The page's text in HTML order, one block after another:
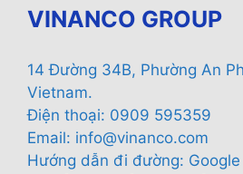
VINANCO GROUP
14 Đường 34B, Phường An
Vietnam.
Điện thoại: 0909 595359
Email: info@vinanco.com
Hướng dẫn đi đường: